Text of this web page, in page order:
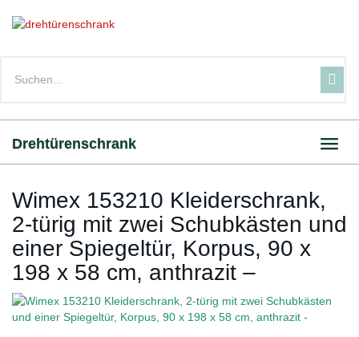
Drehtürenschrank
Wimex 153210 Kleiderschrank,
2-türig mit zwei Schubkästen und
einer Spiegeltür, Korpus, 90 x
198 x 58 cm, anthrazit –